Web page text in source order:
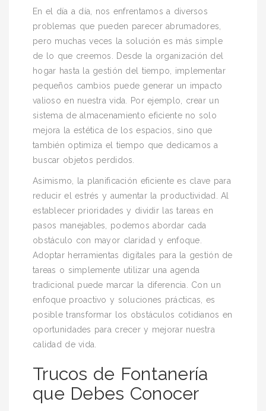
En el día a día, nos enfrentamos a diversos
problemas que pueden parecer abrumadores,
pero muchas veces la solución es más simple
de lo que creemos. Desde la organización del
hogar hasta la gestión del tiempo, implementar
pequeños cambios puede generar un impacto
valioso en nuestra vida. Por ejemplo, crear un
sistema de almacenamiento eficiente no solo
mejora la estética de los espacios, sino que
también optimiza el tiempo que dedicamos a
buscar objetos perdidos.
Asimismo, la planificación eficiente es clave para
reducir el estrés y aumentar la productividad. Al
establecer prioridades y dividir las tareas en
pasos manejables, podemos abordar cada
obstáculo con mayor claridad y enfoque.
Adoptar herramientas digitales para la gestión de
tareas o simplemente utilizar una agenda
tradicional puede marcar la diferencia. Con un
enfoque proactivo y soluciones prácticas, es
posible transformar los obstáculos cotidianos en
oportunidades para crecer y mejorar nuestra
calidad de vida.
Trucos de Fontanería
que Debes Conocer